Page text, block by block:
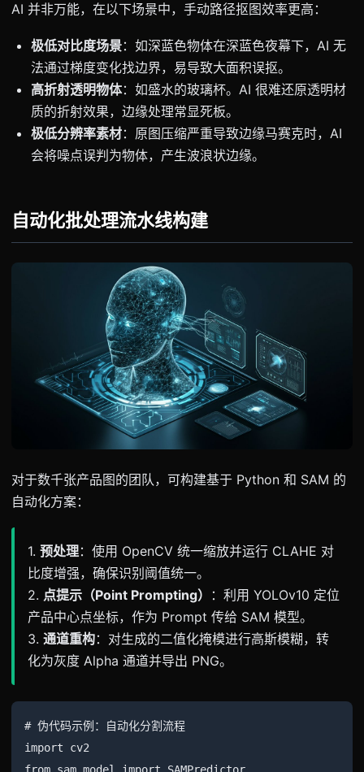
AI 并非万能，在以下场景中，手动路径抠图效率更高：
极低对比度场景：如深蓝色物体在深蓝色夜幕下，AI 无
法通过梯度变化找边界，易导致大面积误抠。
高折射透明物体：如盛水的玻璃杯。AI 很难还原透明材
质的折射效果，边缘处理常显死板。
极低分辨率素材：原图压缩严重导致边缘马赛克时，AI
会将噪点误判为物体，产生波浪状边缘。
自动化批处理流水线构建
对于数千张产品图的团队，可构建基于 Python 和 SAM 的
自动化方案：
1. 预处理：使用 OpenCV 统一缩放并运行 CLAHE 对
比度增强，确保识别阈值统一。
2. 点提示（Point Prompting）
：利用 YOLOv10 定位
产品中心点坐标，作为 Prompt 传给 SAM 模型。
3. 通道重构：对生成的二值化掩模进行高斯模糊，转
化为灰度 Alpha 通道并导出 PNG。
# 伪代码示例：自动化分割流程
import cv2
from sam_model import SAMPredictor